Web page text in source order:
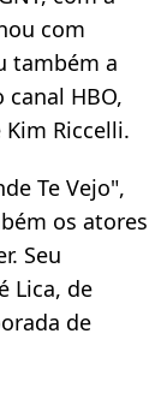
com
também a
canal HBO,
Riccelli.
Te Vejo",
os atores
. Seu
Lica, de
de